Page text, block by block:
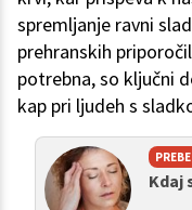
spremljanje ravni
prehranskih
potrebna, so ključni
kap pri ljudeh s
Kdaj